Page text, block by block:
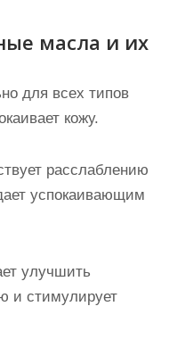
масла и их
для всех типов
кожу.
расслаблению
успокаивающим
улучшить
и стимулирует